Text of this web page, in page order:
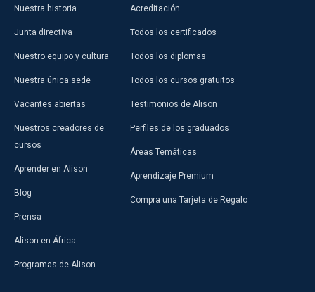
Nuestra historia
Junta directiva
Nuestro equipo y cultura
Nuestra única sede
Vacantes abiertas
Nuestros creadores de
cursos
Aprender en Alison
Blog
Prensa
Alison en África
Programas de Alison
Acreditación
Todos los certificados
Todos los diplomas
Todos los cursos gratuitos
Testimonios de Alison
Perfiles de los graduados
Áreas Temáticas
Aprendizaje Premium
Compra una Tarjeta de Regalo